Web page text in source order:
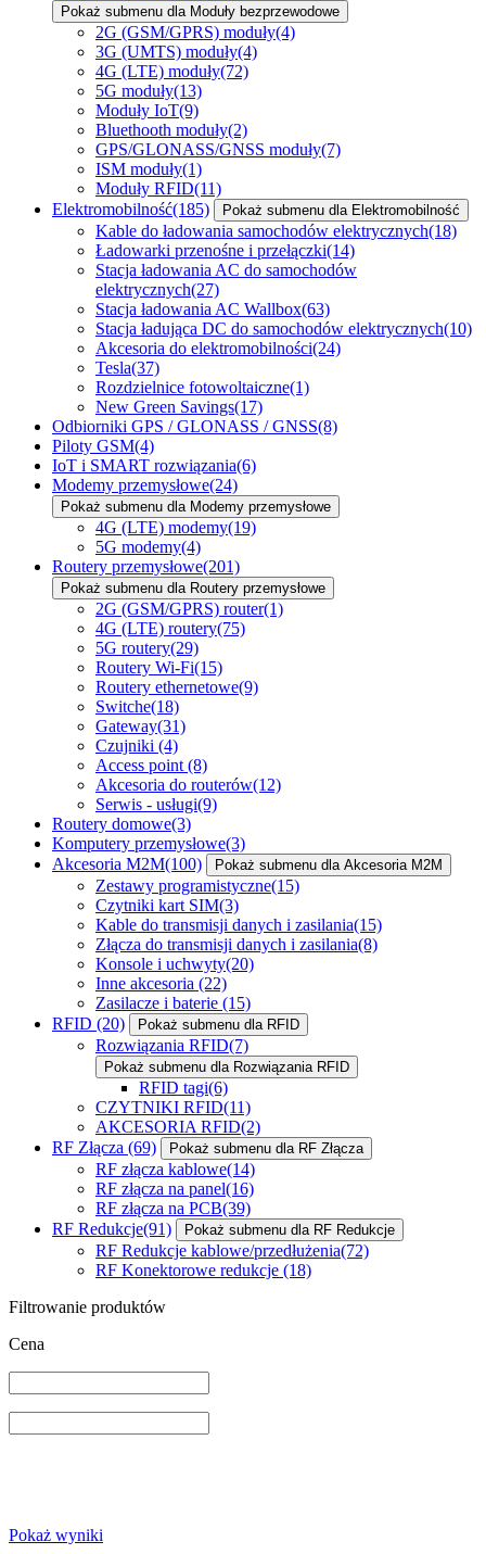
Pokaż submenu dla Moduły bezprzewodowe
2G (GSM/GPRS) moduły(4)
3G (UMTS) moduły(4)
4G (LTE) moduły(72)
5G moduły(13)
Moduły IoT(9)
Bluethooth moduły(2)
GPS/GLONASS/GNSS moduły(7)
ISM moduły(1)
Moduły RFID(11)
Elektromobilność(185) Pokaż submenu dla Elektromobilność
Kable do ładowania samochodów elektrycznych(18)
Ładowarki przenośne i przełączki(14)
Stacja ładowania AC do samochodów
elektrycznych(27)
Stacja ładowania AC Wallbox(63)
Stacja ładująca DC do samochodów elektrycznych(10)
Akcesoria do elektromobilności(24)
Tesla(37)
Rozdzielnice fotowoltaiczne(1)
New Green Savings(17)
Odbiorniki GPS / GLONASS / GNSS(8)
Piloty GSM(4)
IoT i SMART rozwiązania(6)
Modemy przemysłowe(24)
Pokaż submenu dla Modemy przemysłowe
4G (LTE) modemy(19)
5G modemy(4)
Routery przemysłowe(201)
Pokaż submenu dla Routery przemysłowe
2G (GSM/GPRS) router(1)
4G (LTE) routery(75)
5G routery(29)
Routery Wi-Fi(15)
Routery ethernetowe(9)
Switche(18)
Gateway(31)
Czujniki (4)
Access point (8)
Akcesoria do routerów(12)
Serwis - usługi(9)
Routery domowe(3)
Komputery przemysłowe(3)
Akcesoria M2M(100) Pokaż submenu dla Akcesoria M2M
Zestawy programistyczne(15)
Czytniki kart SIM(3)
Kable do transmisji danych i zasilania(15)
Złącza do transmisji danych i zasilania(8)
Konsole i uchwyty(20)
Inne akcesoria (22)
Zasilacze i baterie (15)
RFID (20) Pokaż submenu dla RFID
Rozwiązania RFID(7)
Pokaż submenu dla Rozwiązania RFID
RFID tagi(6)
CZYTNIKI RFID(11)
AKCESORIA RFID(2)
RF Złącza (69) Pokaż submenu dla RF Złącza
RF złącza kablowe(14)
RF złącza na panel(16)
RF złącza na PCB(39)
RF Redukcje(91) Pokaż submenu dla RF Redukcje
RF Redukcje kablowe/przedłużenia(72)
RF Konektorowe redukcje (18)
Filtrowanie produktów
Cena
Pokaż wyniki